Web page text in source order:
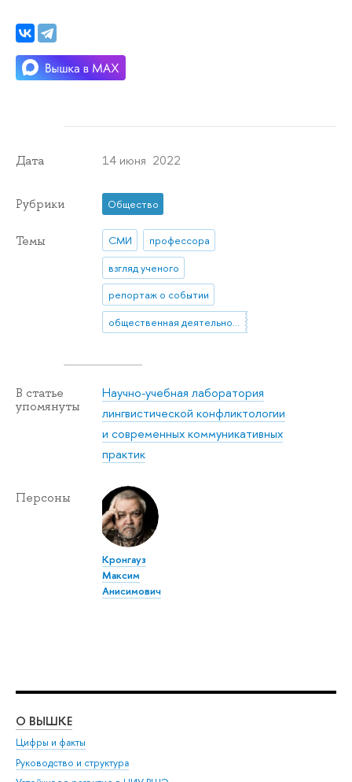
Дата 14 июня 2022
Рубрики Общество
Темы СМИ
профессора
взгляд ученого
репортаж о событии
общественная деятельность
В статье
упомянуты
Научно-учебная лаборатория
лингвистической конфликтологии
и современных коммуникативных
практик
Персоны
Кронгауз
Максим
Анисимович
О ВЫШКЕ
Цифры и факты
Руководство и структура